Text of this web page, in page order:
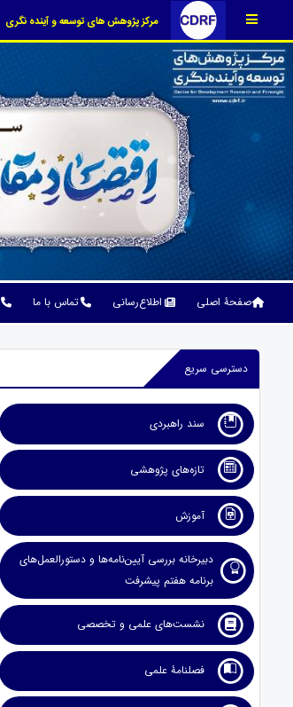
مرکز پژوهش های توسعه و آینده نگری
صفحۀ اصلی اطلاع‌رسانی تماس با ما
دسترسی سریع
سند راهبردی
تازه‌های پژوهشی
آموزش
دبیرخانه بررسی آیین‌نامه‌ها و دستورالعمل‌های
برنامه هفتم پیشرفت
نشست‌های علمی و تخصصی
فصلنامۀ علمی